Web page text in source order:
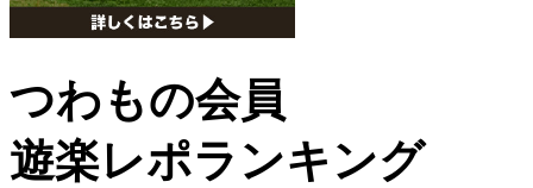
つわもの会員
遊楽レポランキング